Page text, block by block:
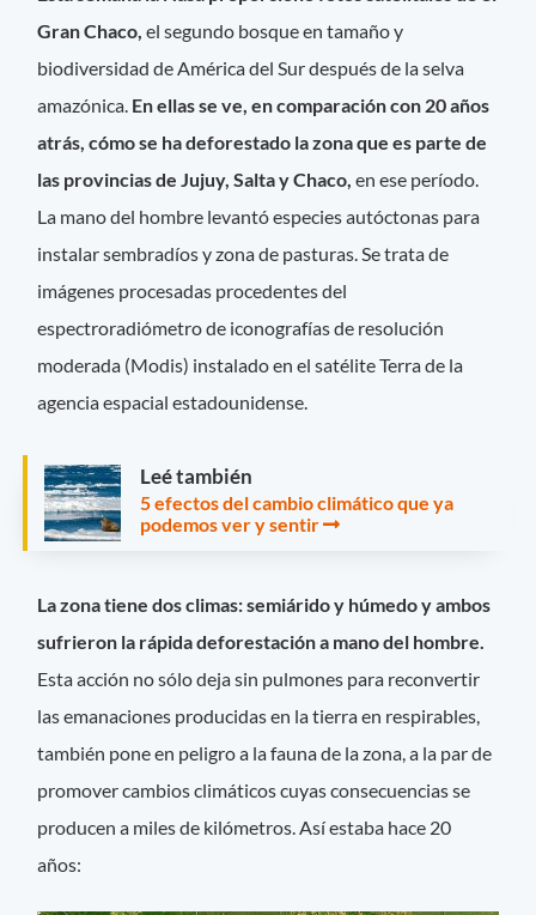
Gran Chaco, el segundo bosque en tamaño y
biodiversidad de América del Sur después de la selva
amazónica. En ellas se ve, en comparación con 20 años
atrás, cómo se ha deforestado la zona que es parte de
las provincias de Jujuy, Salta y Chaco, en ese período.
La mano del hombre levantó especies autóctonas para
instalar sembradíos y zona de pasturas. Se trata de
imágenes procesadas procedentes del
espectroradiómetro de iconografías de resolución
moderada (Modis) instalado en el satélite Terra de la
agencia espacial estadounidense.
Leé también
5 efectos del cambio climático que ya
podemos ver y sentir
La zona tiene dos climas: semiárido y húmedo y ambos
sufrieron la rápida deforestación a mano del hombre.
Esta acción no sólo deja sin pulmones para reconvertir
las emanaciones producidas en la tierra en respirables,
también pone en peligro a la fauna de la zona, a la par de
promover cambios climáticos cuyas consecuencias se
producen a miles de kilómetros. Así estaba hace 20
años: